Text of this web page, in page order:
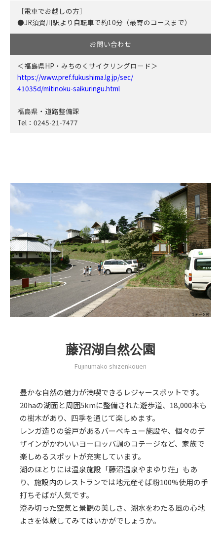
［電車でお越しの方］
●JR須賀川駅より自転車で約10分（最寄のコースまで）
お問い合わせ
＜福島県HP・みちのくサイクリングロード＞
https://www.pref.fukushima.lg.jp/sec/
41035d/mitinoku-saikuringu.html
福島県・道路整備課
Tel：0245-21-7477
藤沼湖自然公園
Fujinumako shizenkouen
豊かな自然の魅力が満喫できるレジャースポットです。
20haの湖面と周囲5kmに整備された遊歩道、18,000本も
の樹木があり、四季を通じて楽しめます。
レンガ造りの釜戸があるバーベキュー施設や、個々のデ
ザインがかわいいヨーロッパ調のコテージなど、家族で
楽しめるスポットが充実しています。
湖のほとりには温泉施設「藤沼温泉やまゆり荘」もあ
り、施設内のレストランでは地元産そば粉100%使用の手
打ちそばが人気です。
澄み切った空気と景観の美しさ、湖水をわたる風の心地
よさを体験してみてはいかがでしょうか。